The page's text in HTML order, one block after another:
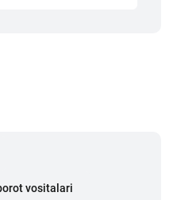
vositalari